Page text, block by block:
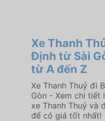
Xe Thanh
Định từ Sài
từ A đến Z
Xe Thanh Thuỷ đi
Gòn - Xem chi tiết
xe Thanh Thuỷ và
để có giá tốt nhất!